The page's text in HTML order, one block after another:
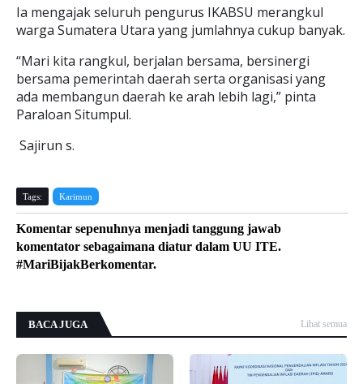
Ia mengajak seluruh pengurus IKABSU merangkul
warga Sumatera Utara yang jumlahnya cukup banyak.
“Mari kita rangkul, berjalan bersama, bersinergi
bersama pemerintah daerah serta organisasi yang
ada membangun daerah ke arah lebih lagi,” pinta
Paraloan Situmpul.
Sajirun s.
Tags: Karimun
Komentar sepenuhnya menjadi tanggung jawab
komentator sebagaimana diatur dalam UU ITE.
#MariBijakBerkomentar.
BACA JUGA Lihat semua